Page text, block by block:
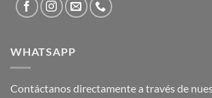
WHATSAPP
Contáctanos directamente a través de